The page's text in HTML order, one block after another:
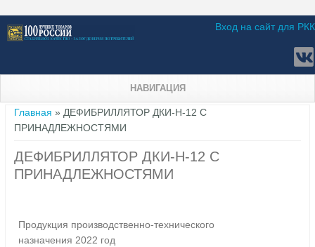
Вход на сайт для РКК
НАВИГАЦИЯ
Вы здесь
Главная » ДЕФИБРИЛЛЯТОР ДКИ-Н-12 С
ПРИНАДЛЕЖНОСТЯМИ
ДЕФИБРИЛЛЯТОР ДКИ-Н-12 С
ПРИНАДЛЕЖНОСТЯМИ
Продукция производственно-технического
назначения 2022 год